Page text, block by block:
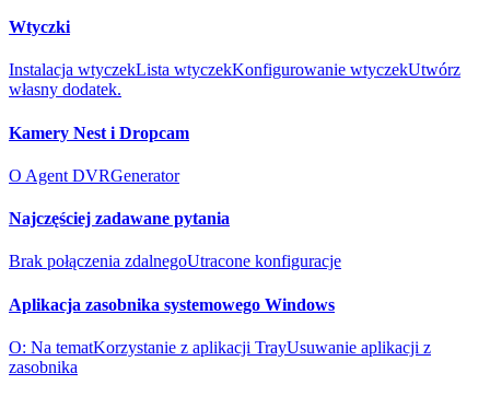
Wtyczki
Instalacja wtyczekLista wtyczekKonfigurowanie wtyczekUtwórz
własny dodatek.
Kamery Nest i Dropcam
O Agent DVRGenerator
Najczęściej zadawane pytania
Brak połączenia zdalnegoUtracone konfiguracje
Aplikacja zasobnika systemowego Windows
O: Na tematKorzystanie z aplikacji TrayUsuwanie aplikacji z
zasobnika